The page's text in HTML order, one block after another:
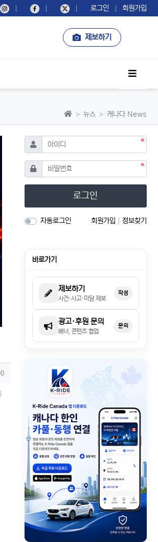
로그인 회원가입
제보하기
사이드
홈으로뉴스 캐나다 News
아이디 필수
비밀번호필수
로그인
자동로그인 회원가입 정보찾기
바로가기
제보하기
사건·사고·미담 제보
작성
광고·후원 문의
배너, 콘텐츠 협업
문의